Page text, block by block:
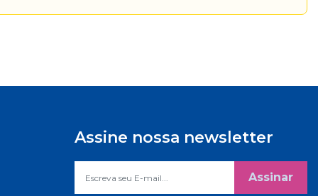
Assine nossa newsletter
Assinar